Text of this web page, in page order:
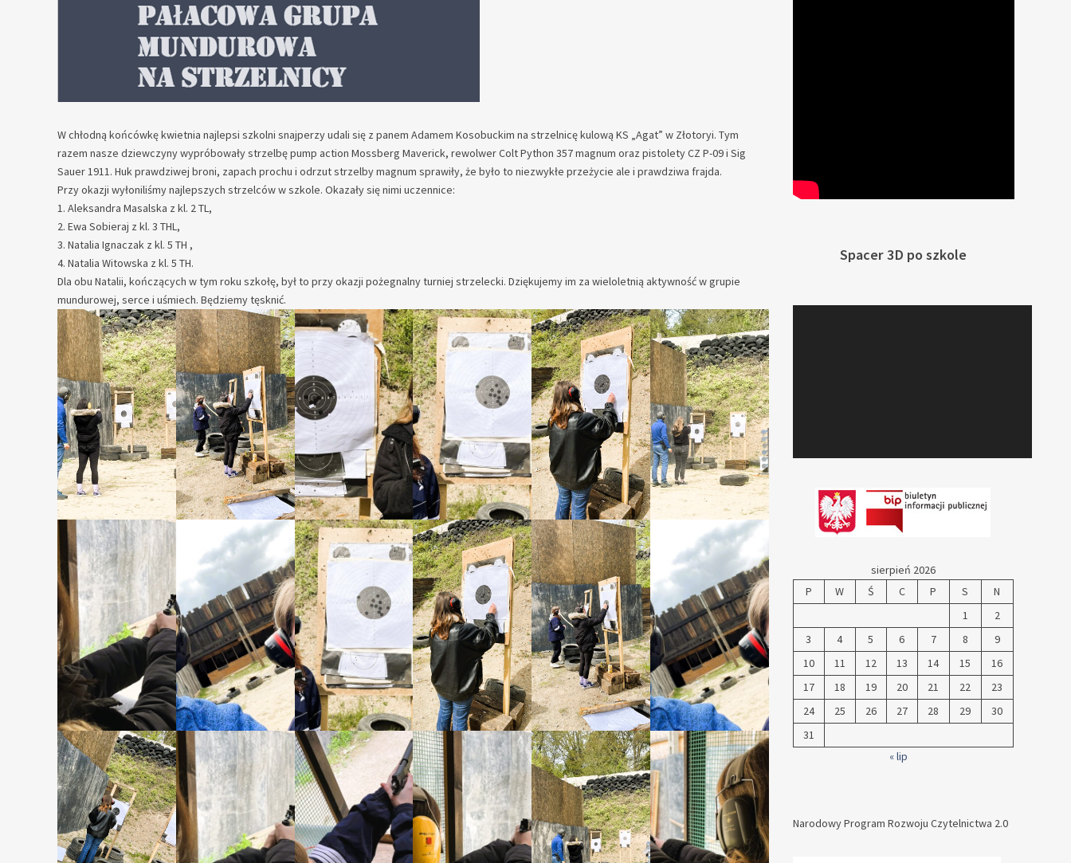
W chłodną końcówkę kwietnia najlepsi szkolni snajperzy udali się z panem Adamem Kosobuckim na strzelnicę kulową KS „Agat” w Złotoryi. Tym
razem nasze dziewczyny wypróbowały strzelbę pump action Mossberg Maverick, rewolwer Colt Python 357 magnum oraz pistolety CZ P-09 i Sig
Sauer 1911. Huk prawdziwej broni, zapach prochu i odrzut strzelby magnum sprawiły, że było to niezwykłe przeżycie ale i prawdziwa frajda.
Przy okazji wyłoniliśmynajlepszych strzelców w szkole. Okazały się nimi uczennice:
1. Aleksandra Masalska z kl. 2 TL,
2. Ewa Sobieraj z kl. 3 THL,
3. Natalia Ignaczak z kl. 5 TH ,
4. Natalia Witowska z kl. 5 TH.
Dla obu Natalii, kończących w tym roku szkołę, był to przy okazji pożegnalny turniej strzelecki. Dziękujemy im za wieloletnią aktywność w grupie
mundurowej, serce i uśmiech. Będziemy tęsknić.
Spacer 3D po szkole
sierpień 2026
P
W Ś C P S
N
1
2
3
4 5 6 7 8
9
10
11 12 13 14 15
16
17
18 19 20 21 22
23
24
25 26 27 28 29
30
31
« lip
Narodowy Program Rozwoju Czytelnictwa 2.0